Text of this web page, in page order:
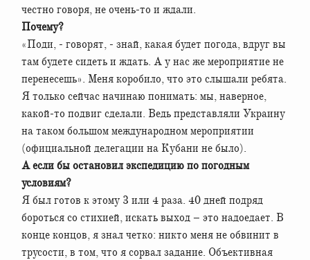
честно говоря, не очень-то и ждали.
Почему?
«Поди, - говорят, - знай, какая будет погода, вдруг вы
там будете сидеть и ждать. А у нас же мероприятие не
перенесешь». Меня коробило, что это слышали ребята.
Я только сейчас начинаю понимать: мы, наверное,
какой-то подвиг сделали. Ведь представляли Украину
на таком большом международном мероприятии
(официальной делегации на Кубани не было).
А если бы остановил экспедицию по погодным
условиям?
Я был готов к этому 3 или 4 раза. 40 дней подряд
бороться со стихией, искать выход – это надоедает. В
конце концов, я знал четко: никто меня не обвинит в
трусости, в том, что я сорвал задание. Объективная